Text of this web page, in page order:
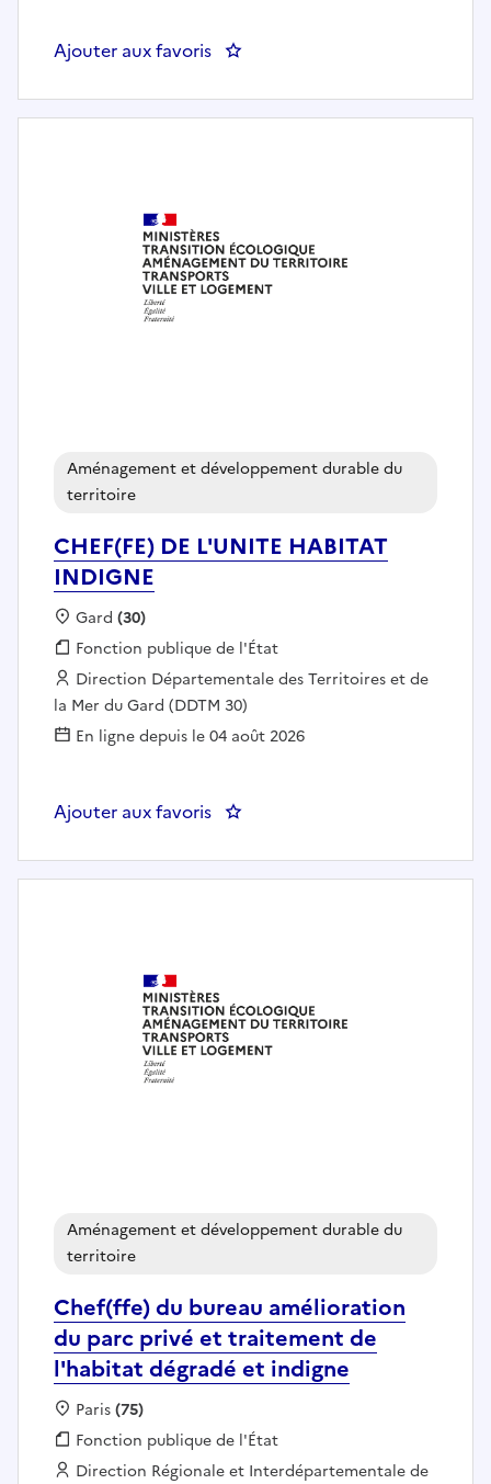
Ajouter aux favoris : Chargé(e) d'études et de
CHEF(FE) DE L'UNITE HABITAT
INDIGNE
Aménagement et développement durable du
territoire
Localisation :
Gard (30)
Fonction publique :
Fonction publique de l'État
Employeur :
Direction Départementale des Territoires et de
la Mer du Gard (DDTM 30)
En ligne depuis le 04 août 2026
Ajouter aux favoris : CHEF(FE) DE L'UNITE
Chef(ffe) du bureau amélioration
du parc privé et traitement de
l'habitat dégradé et indigne
Aménagement et développement durable du
territoire
Localisation :
Paris(75)
Fonction publique :
Fonction publique de l'État
Employeur :
Direction Régionale et Interdépartementale de